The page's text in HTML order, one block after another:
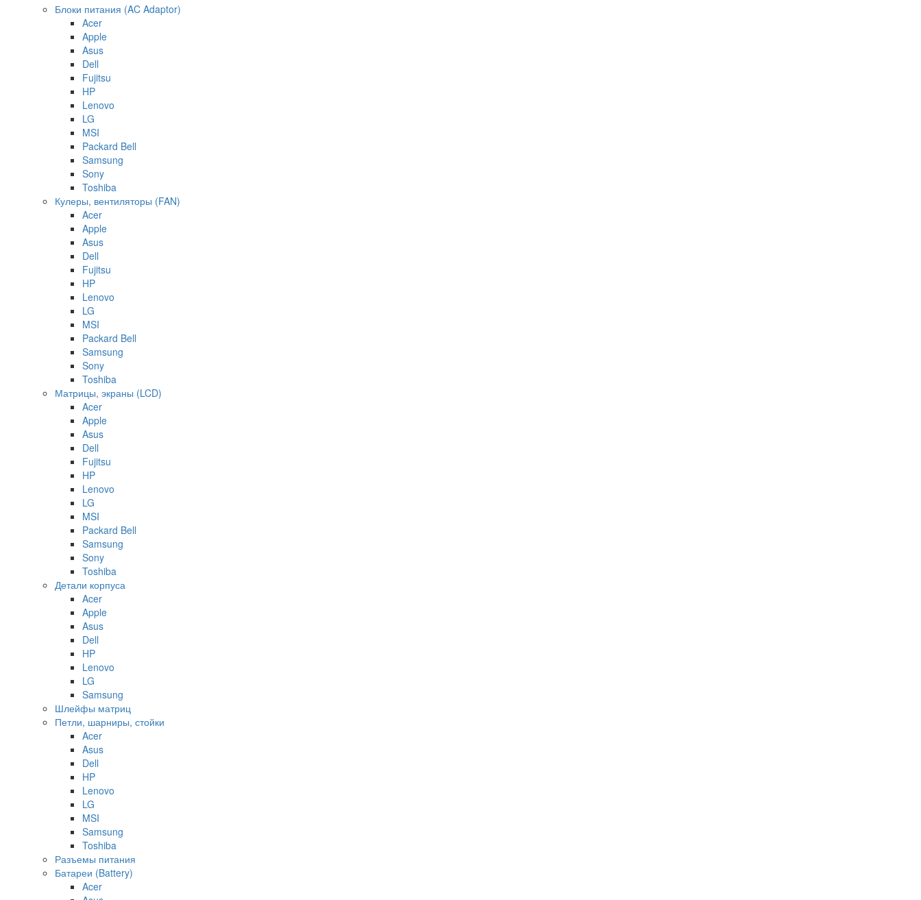
Блоки питания (AC Adaptor)
Acer
Apple
Asus
Dell
Fujitsu
HP
Lenovo
LG
MSI
Packard Bell
Samsung
Sony
Toshiba
Кулеры, вентиляторы (FAN)
Acer
Apple
Asus
Dell
Fujitsu
HP
Lenovo
LG
MSI
Packard Bell
Samsung
Sony
Toshiba
Матрицы, экраны (LCD)
Acer
Apple
Asus
Dell
Fujitsu
HP
Lenovo
LG
MSI
Packard Bell
Samsung
Sony
Toshiba
Детали корпуса
Acer
Apple
Asus
Dell
HP
Lenovo
LG
Samsung
Шлейфы матриц
Петли, шарниры, стойки
Acer
Asus
Dell
HP
Lenovo
LG
MSI
Samsung
Toshiba
Разъемы питания
Батареи (Battery)
Acer